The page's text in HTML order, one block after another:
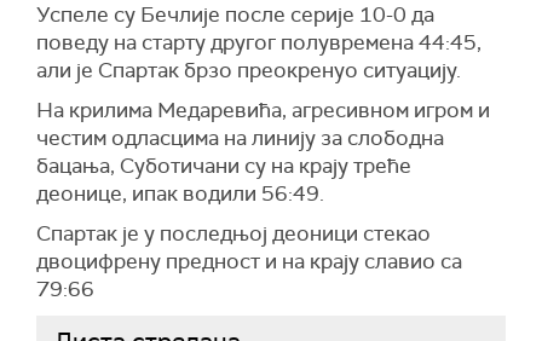
Успеле су Бечлије после серије 10-0 да
поведу на старту другог полувремена 44:45,
али је Спартак брзо преокренуо ситуацију.
На крилима Медаревића, агресивном игром и
честим одласцима на линију за слободна
бацања, Суботичани су на крају треће
деонице, ипак водили 56:49.
Спартак је у последњој деоници стекао
двоцифрену предност и на крају славио са
79:66